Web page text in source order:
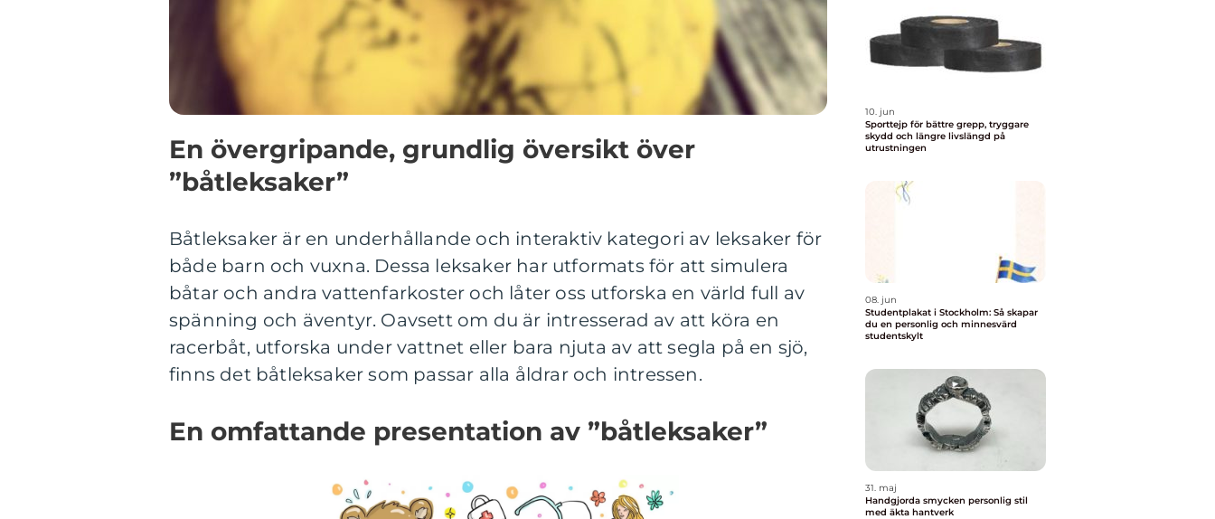
En övergripande, grundlig översikt över
”båtleksaker”
Båtleksaker är en underhållande och interaktiv kategori av leksaker för
både barn och vuxna. Dessa leksaker har utformats för att simulera
båtar och andra vattenfarkoster och låter oss utforska en värld full av
spänning och äventyr. Oavsett om du är intresserad av att köra en
racerbåt, utforska under vattnet eller bara njuta av att segla på en sjö,
finns det båtleksaker som passar alla åldrar och intressen.
En omfattande presentation av ”båtleksaker”
10. jun
Sporttejp för bättre grepp, tryggare
skydd och längre livslängd på
utrustningen
08. jun
Studentplakat i Stockholm: Så skapar
du en personlig och minnesvärd
studentskylt
31. maj
Handgjorda smycken personlig stil
med äkta hantverk